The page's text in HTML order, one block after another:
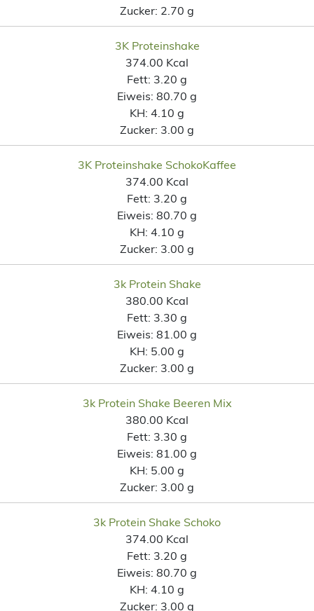
Zucker: 2.70 g
3K Proteinshake
374.00 Kcal
Fett: 3.20 g
Eiweis: 80.70 g
KH: 4.10 g
Zucker: 3.00 g
3K Proteinshake SchokoKaffee
374.00 Kcal
Fett: 3.20 g
Eiweis: 80.70 g
KH: 4.10 g
Zucker: 3.00 g
3k Protein Shake
380.00 Kcal
Fett: 3.30 g
Eiweis: 81.00 g
KH: 5.00 g
Zucker: 3.00 g
3k Protein Shake Beeren Mix
380.00 Kcal
Fett: 3.30 g
Eiweis: 81.00 g
KH: 5.00 g
Zucker: 3.00 g
3k Protein Shake Schoko
374.00 Kcal
Fett: 3.20 g
Eiweis: 80.70 g
KH: 4.10 g
Zucker: 3.00 g